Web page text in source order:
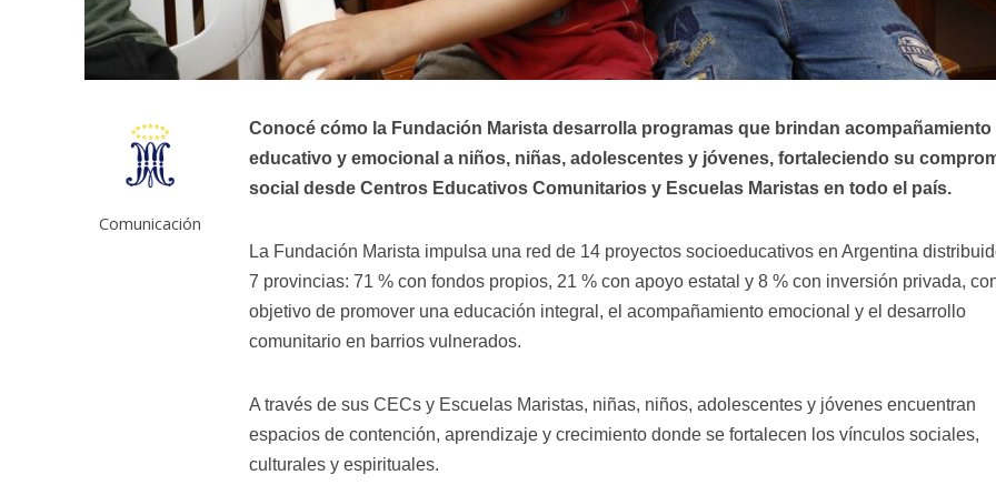
Comunicación
Conocé cómo la Fundación Marista desarrolla programas que brindan acompañamiento
educativo y emocional a niños, niñas, adolescentes y jóvenes, fortaleciendo su
social desde Centros Educativos Comunitarios y Escuelas Maristas en todo el país.
La Fundación Marista impulsa una red de 14 proyectos socioeducativos en Argentina
7 provincias: 71 % con fondos propios, 21 % con apoyo estatal y 8 % con inversión privada,
objetivo de promover una educación integral, el acompañamiento emocional y el desarrollo
comunitario en barrios vulnerados.
A través de sus CECs y Escuelas Maristas, niñas, niños, adolescentes y jóvenes encuentran
espacios de contención, aprendizaje y crecimiento donde se fortalecen los vínculos sociales,
culturales y espirituales.